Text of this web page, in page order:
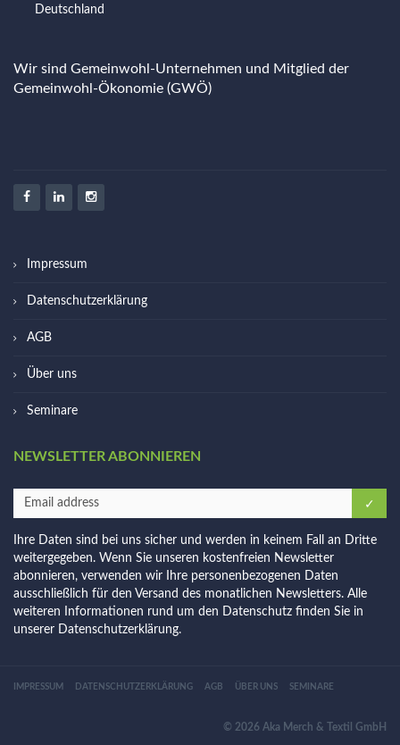
Deutschland
Wir sind Gemeinwohl-Unternehmen und Mitglied der
Gemeinwohl-Ökonomie (GWÖ)
Impressum
Datenschutzerklärung
AGB
Über uns
Seminare
NEWSLETTER ABONNIEREN
Ihre Daten sind bei uns sicher und werden in keinem Fall an Dritte
weitergegeben. Wenn Sie unseren kostenfreien Newsletter
abonnieren, verwenden wir Ihre personenbezogenen Daten
ausschließlich für den Versand des monatlichen Newsletters. Alle
weiteren Informationen rund um den Datenschutz finden Sie in
unserer Datenschutzerklärung.
IMPRESSUM DATENSCHUTZERKLÄRUNG AGB ÜBER UNS SEMINARE
© 2026 Aka Merch & Textil GmbH